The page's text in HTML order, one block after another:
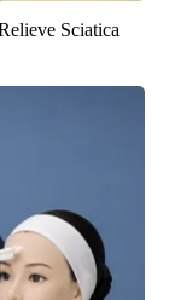
Sciatica